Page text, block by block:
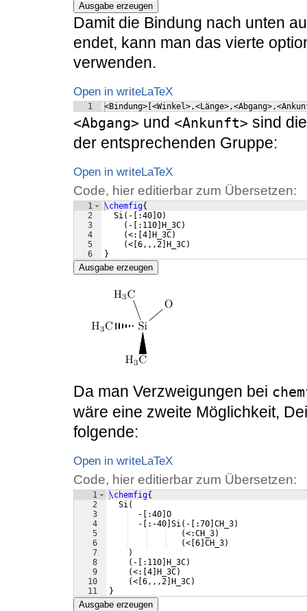
Ausgabe erzeugen
Damit die Bindung nach unten
endet, kann man das vierte
verwenden.
Open in writeLaTeX
1
<Abgang> und <Ankunft> sind
der entsprechenden Gruppe:
Open in writeLaTeX
Code, hier editierbar zum Übersetzen:
1
2
3
4
5
6
\chemfig{
  Si
( - :40 O)
( - :110 H_3C)
(<: 4 H_3C)
(< 6,,,2 H_3C)
}
Ausgabe erzeugen
Da man Verzweigungen bei
wäre eine zweite Möglichkeit,
folgende:
Open in writeLaTeX
Code, hier editierbar zum Übersetzen:
1
2
3
4
5
6
7
8
9
10
11
\chemfig{
  Si
(
  -
:40 O
  -
:-40 Si( - :70 CH_3)
(<:CH_3)
(< 6 CH_3)
)
( - :110 H_3C)
(<: 4 H_3C)
(< 6,,,2 H_3C)
}
Ausgabe erzeugen